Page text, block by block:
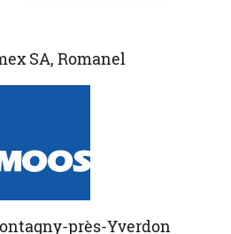
SA, Romanel
près-Yverdon